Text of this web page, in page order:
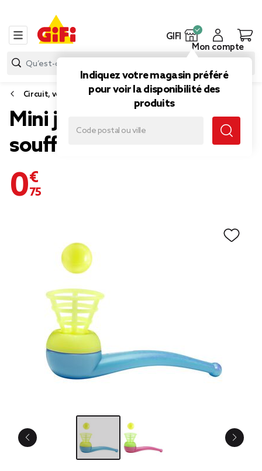
GIFI
Indiquez votre magasin préféré
pour voir la disponibilité des
produits
Mon compte
Circuit, voiture jouet
Mini jeu de basketball à
souffler L10cm 3 pièces
0,75 €